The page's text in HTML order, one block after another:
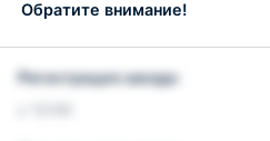
Обратите внимание!
Регистрация заезда: